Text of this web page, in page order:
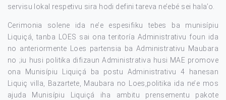
servisu lokal respetivu sira hodi defini tareva ne’ebé sei hala’o.
Cerimonia solene ida ne’e espesifiku tebes ba munisípiu
Liquiçá, tanba LOES sai ona teritoría Administrativu foun ida
no anteriormente Loes partensia ba Administrativu Maubara
no ;iu husi politika difizaun Administrativa husi MAE promove
ona Munisípiu Liquiçá ba postu Administrativu 4 hanesan
Liquiç villa, Bazartete, Maubara no Loes,politika ida ne’e mos
ajuda Munisípiu Liquiçá iha ambitu prensementu pakote